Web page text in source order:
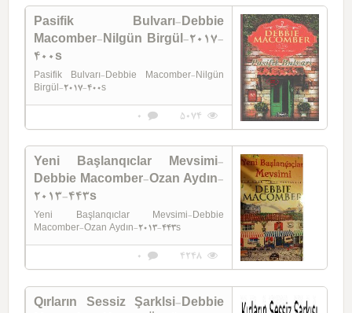
Pasifik Bulvarı-Debbie
Macomber-Nilgün Birgül-2017-
400s
Pasifik Bulvarı-Debbie Macomber-Nilgün
Birgül-2017-400s
5074
0
Yeni Başlanqıclar Mevsimi-
Debbie Macomber-Ozan Aydın-
2013-443s
Yeni Başlanqıclar Mevsimi-Debbie
Macomber-Ozan Aydın-2013-443s
4248
0
Qırların Sessiz Şarklsi-Debbie